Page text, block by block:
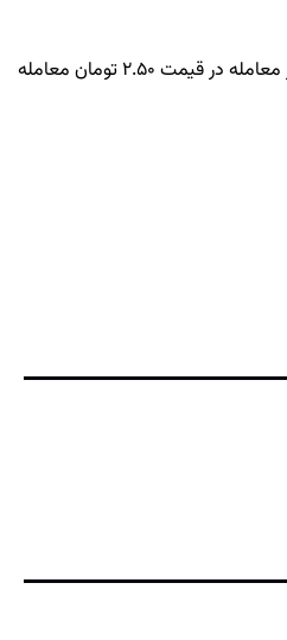
اگر یک اختیار خرید (کال) دارای قیمت اعمال 20 تومان باشد و سهام پایه در قیمت 22 تومان معامله شود، آن اختیار معامله دارای 2 تومان ارزش درونی است. ممکن است خود اختیار معامله در قیمت 2.50 تومان معامله